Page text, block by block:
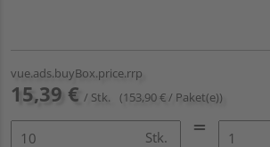
vue.ads.buyBox.price.rrp
15,39 € / Stk. (153,90 € / Paket(e))
Stk.